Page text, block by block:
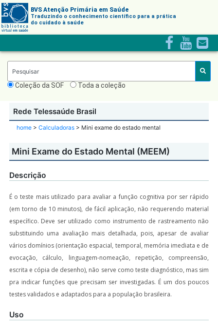
Skip
content
BVS Atenção Primária em Saúde
Traduzindo o conhecimento científico para a prática
do cuidado à saúde
facebookyoutube
square
Coleção da SOF Toda a coleção
Rede Telessaúde Brasil
home> Calculadoras> Mini exame do estado mental
Mini Exame do Estado Mental (MEEM)
Descrição
É o teste mais utilizado para avaliar a função cognitiva por ser rápido
(em torno de 10 minutos), de fácil aplicação, não requerendo material
específico. Deve ser utilizado como instrumento de rastreamento não
substituindo uma avaliação mais detalhada, pois, apesar de avaliar
vários domínios (orientação espacial, temporal, memória imediata e de
evocação, cálculo, linguagem-nomeação, repetição, compreensão,
escrita e cópia de desenho), não serve como teste diagnóstico, mas sim
pra indicar funções que precisam ser investigadas. É um dos poucos
testes validados e adaptados para a população brasileira.
Uso